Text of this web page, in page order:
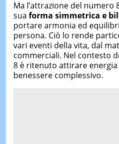
Ma l’attrazione del numero
sua forma simmetrica e
portare armonia ed
persona. Ciò lo rende
vari eventi della vita, dal
commerciali. Nel contesto
8 è ritenuto attirare
benessere complessivo.